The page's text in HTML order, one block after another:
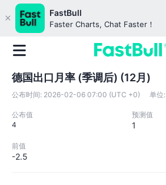
FastBull
Faster Charts, Chat Faster！
德国出口月率 (季调后) (12月)
公布时间: 2026-02-06 07:00 (UTC +0) 单位:
公布值
4
预测值
1
前值
-2.5